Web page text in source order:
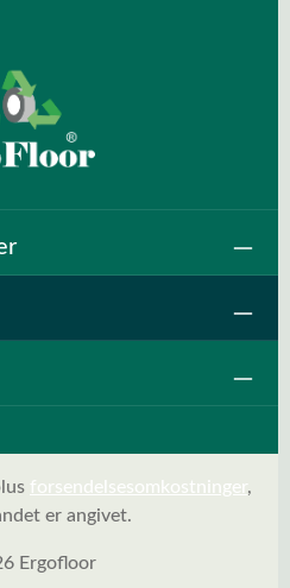
Ergofloor
forsendelsesomkostninger,
er angivet.